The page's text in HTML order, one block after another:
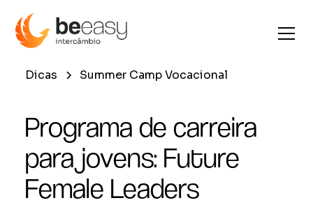
Dicas Summer Camp Vocacional
Programa de carreira
para jovens: Future
Female Leaders